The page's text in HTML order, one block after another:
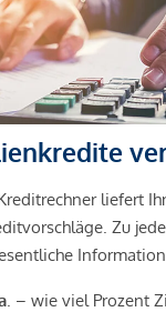
liefert
Zu
. – wie viel Prozent